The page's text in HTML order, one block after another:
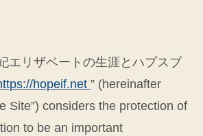
エリザベートの生涯とハプスブ
hopeif.net ” (hereinafter
Site”) considers the protection of
to be an important